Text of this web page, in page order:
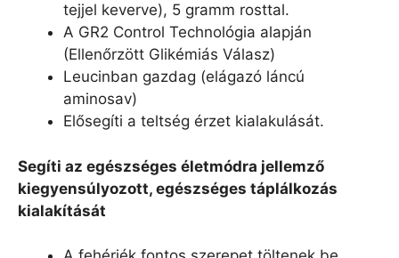
tejjel keverve), 5 gramm rosttal.
A GR2 Control Technológia alapján
(Ellenőrzött Glikémiás Válasz)
Leucinban gazdag (elágazó láncú
aminosav)
Elősegíti a teltség érzet kialakulását.
Segíti az egészséges életmódra jellemző
kiegyensúlyozott, egészséges táplálkozás
kialakítását